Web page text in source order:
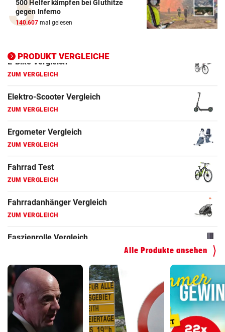
500 Helfer kämpfen bei Gluthitze
gegen Inferno
140.607 mal gelesen
PRODUKT VERGLEICHE
Elektro-Scooter Vergleich
ZUM VERGLEICH
ZUM VERGLEICH
Fahrrad Test
Fahrradanhänger Vergleich
Faszienrolle Vergleich
Hoverboard Vergleich
Kinderfahrrad Vergleich
Alle Produkte ansehen